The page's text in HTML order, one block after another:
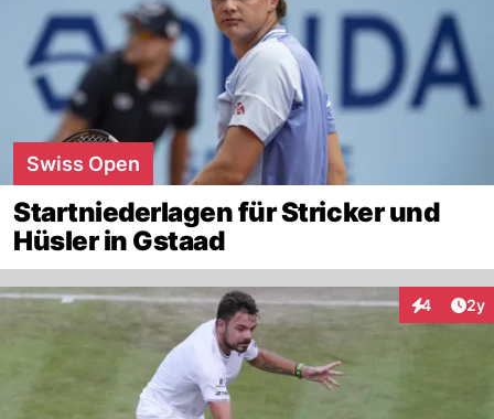
Swiss Open
Startniederlagen für Stricker und
Hüsler in Gstaad
4 2y